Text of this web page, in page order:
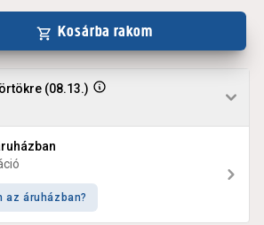
(08.13.)
az áruházban?
Kosárba rakom